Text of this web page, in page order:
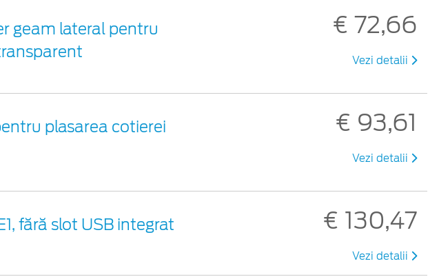
geam lateral pentru
€ 72,66
Vezi detalii
plasarea cotierei
€ 93,61
Vezi detalii
fără slot USB integrat € 130,47
Vezi detalii